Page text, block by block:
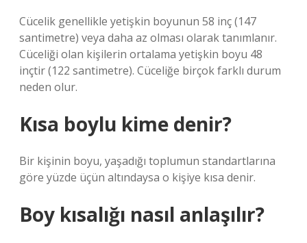
Cücelik genellikle yetişkin boyunun 58 inç (147
santimetre) veya daha az olması olarak tanımlanır.
Cüceliği olan kişilerin ortalama yetişkin boyu 48
inçtir (122 santimetre). Cüceliğe birçok farklı durum
neden olur.
Kısa boylu kime denir?
Bir kişinin boyu, yaşadığı toplumun standartlarına
göre yüzde üçün altındaysa o kişiye kısa denir.
Boy kısalığı nasıl anlaşılır?